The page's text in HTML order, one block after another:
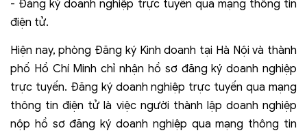
- Đăng ký doanh nghiệp trực tuyến qua mạng thông tin
điện tử.
Hiện nay, phòng Đăng ký Kinh doanh tại Hà Nội và thành
phố Hồ Chí Minh chỉ nhận hồ sơ đăng ký doanh nghiệp
trực tuyến. Đăng ký doanh nghiệp trực tuyến qua mạng
thông tin điện tử là việc người thành lập doanh nghiệp
nộp hồ sơ đăng ký doanh nghiệp qua mạng thông tin